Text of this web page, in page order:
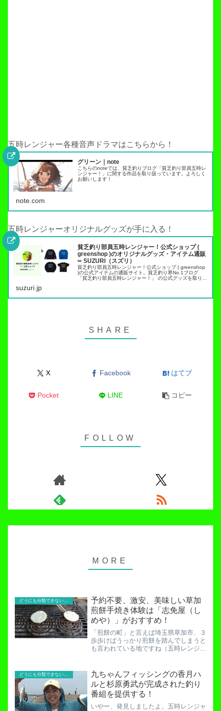
五時レンジャー各種音声ドラマはこちらから！
グリーン｜note
こちらのnoteでは、貧乏釣りブログ「貧乏釣り部員五時レ
ンジャー！」に関する作品を取り扱っています。よろしく
お願いします！
note.com
五時レンジャーオリジナルグッズが手に入る！
貧乏釣り部員五時レンジャー！公式ショップ (
greenshop )のオリジナルグッズ・アイテム通販
∞ SUZURI（スズリ）
貧乏釣り部員五時レンジャー！公式ショップ ( greenshop
)の公式アイテムの通販サイト。貧乏釣り界No.1ブログ
「貧乏釣り部員五時レンジャー！」 の公式グッズを取り扱
suzuri.jp
X Facebook はてブ
Pocket LINE コピー
どうにも分類できないお役立ち記事！
予約不要、激安、美味しい草加
煎餅手焼き体験は「志免屋（し
めや）」がおすすめ！
「煎餅の町」と言えば埼玉県草加市、３
歩歩けばうっかり煎餅を踏んでしまうと
も言われている地ですね（五時レンジャ
餅作り体験」。なかなか出来るものでは
ありませんからね。草加市...
どうにも分類できないお役立ち記事！
九ちゃんフィッシングの香月ハ
ルと杉原勇武が完成された釣り
番組を提供する！
いやー、発見しましたよ。五時レンジャ